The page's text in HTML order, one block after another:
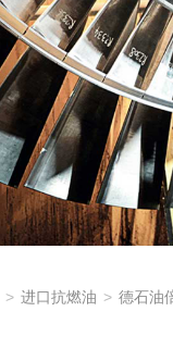
> 进口抗燃油 > 德石油